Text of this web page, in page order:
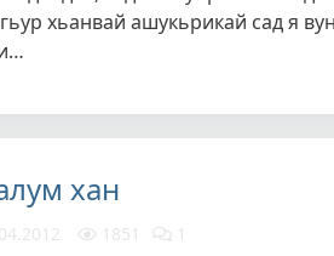
хьанвай ашукьрикай сад я
хан
1851 1